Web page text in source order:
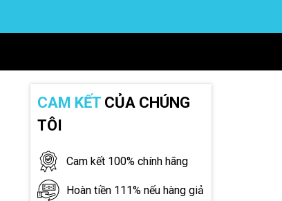
CAM KẾTCỦA CHÚNG
TÔI
Cam kết 100% chính hãng
Hoàn tiền 111% nếu hàng giả